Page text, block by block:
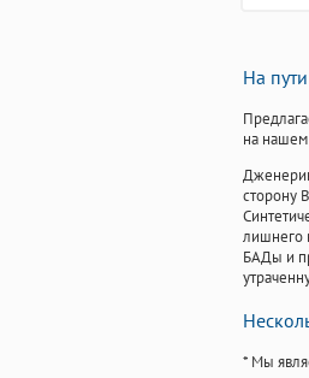
На
на нашем
сторону
лишнего
БАДы и
* Мы